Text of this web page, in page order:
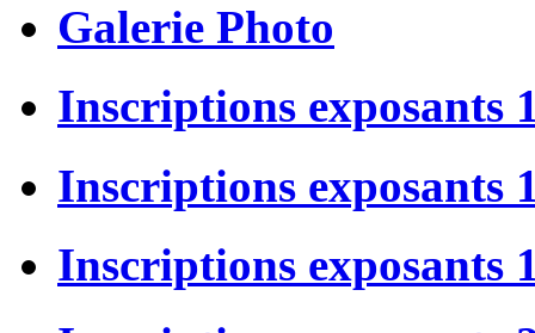
Galerie Photo
Inscriptions exposants
Inscriptions exposants
Inscriptions exposants